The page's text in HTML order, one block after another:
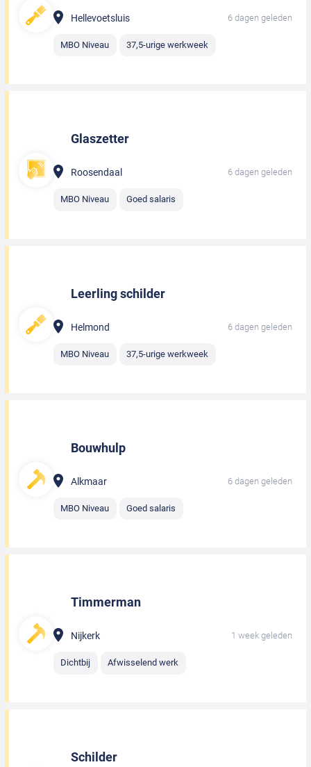
Hellevoetsluis 6 dagen geleden
MBO Niveau 37,5-urige werkweek
Glaszetter
Roosendaal 6 dagen geleden
MBO Niveau Goed salaris
Leerling schilder
Helmond 6 dagen geleden
MBO Niveau 37,5-urige werkweek
Bouwhulp
Alkmaar 6 dagen geleden
MBO Niveau Goed salaris
Timmerman
Nijkerk 1 week geleden
Dichtbij Afwisselend werk
Schilder